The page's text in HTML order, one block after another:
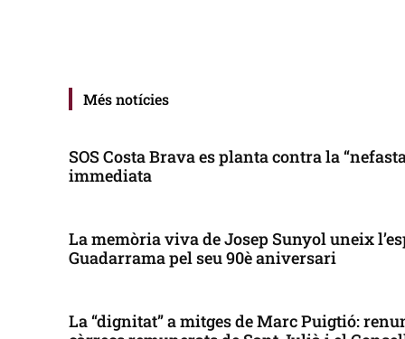
Més notícies
SOS Costa Brava es planta contra la
immediata
La memòria viva de Josep Sunyol uneix
Guadarrama pel seu 90è aniversari
La “dignitat” a mitges de Marc Puigtió: